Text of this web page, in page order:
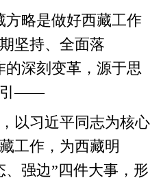
略是做好西藏工作
坚持、全面落
的深刻变革，源于思
引——
习近平同志为核心
工作，为西藏明
强边”四件大事，形